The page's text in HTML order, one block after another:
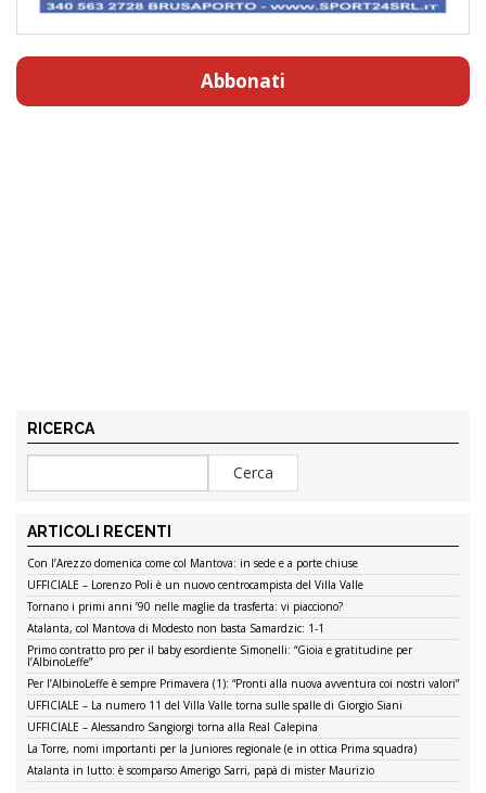
Abbonati
RICERCA
ARTICOLI RECENTI
Con l’Arezzo domenica come col Mantova: in sede e a porte chiuse
UFFICIALE – Lorenzo Poli è un nuovo centrocampista del Villa Valle
Tornano i primi anni ’90 nelle maglie da trasferta: vi piacciono?
Atalanta, col Mantova di Modesto non basta Samardzic: 1-1
Primo contratto pro per il baby esordiente Simonelli: “Gioia e gratitudine per
l’AlbinoLeffe”
Per l’AlbinoLeffe è sempre Primavera (1): “Pronti alla nuova avventura coi nostri valori”
UFFICIALE – La numero 11 del Villa Valle torna sulle spalle di Giorgio Siani
UFFICIALE – Alessandro Sangiorgi torna alla Real Calepina
La Torre, nomi importanti per la Juniores regionale (e in ottica Prima squadra)
Atalanta in lutto: è scomparso Amerigo Sarri, papà di mister Maurizio